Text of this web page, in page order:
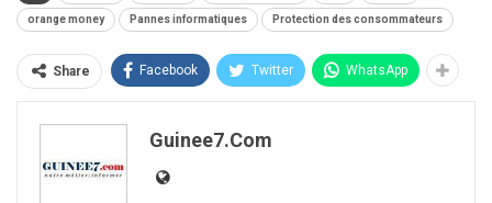
orange money Pannes informatiques Protection des consommateurs
Share Facebook Twitter WhatsApp
Guinee7.com